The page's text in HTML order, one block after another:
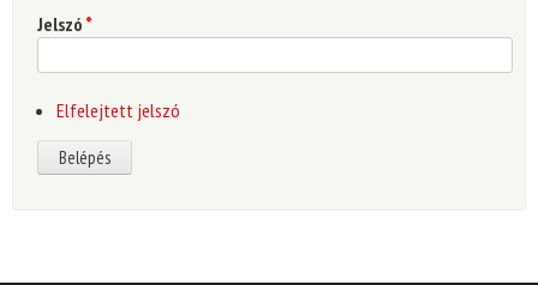
Jelszó *
Elfelejtett jelszó